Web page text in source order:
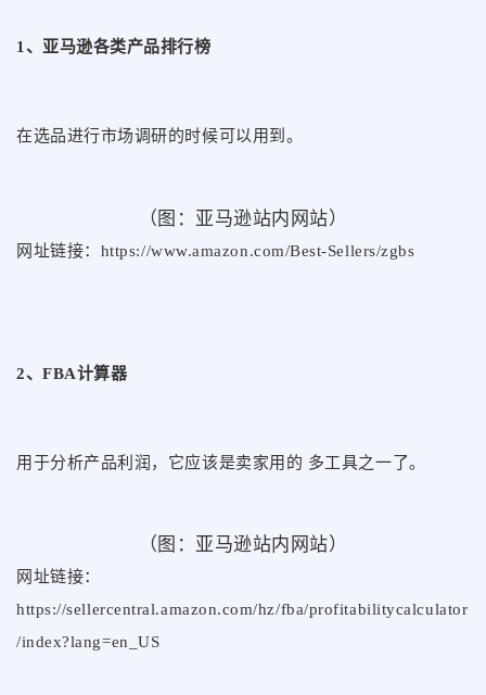
1、亚马逊各类产品排行榜
在选品进行市场调研的时候可以用到。
（图： 亚马逊站内网站）
网址链接：https://www.amazon.com/Best-Sellers/zgbs
2、FBA计算器
用于分析产品利润，它应该是卖家用的 多工具之一了。
（图：亚马逊站内网站）
网址链接：
https://sellercentral.amazon.com/hz/fba/profitabilitycalculator
/index?lang=en_US